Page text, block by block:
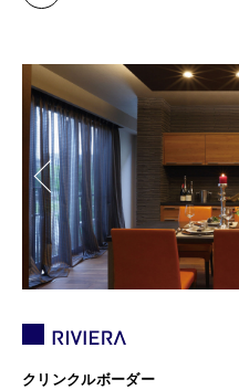
クリンクルボーダー